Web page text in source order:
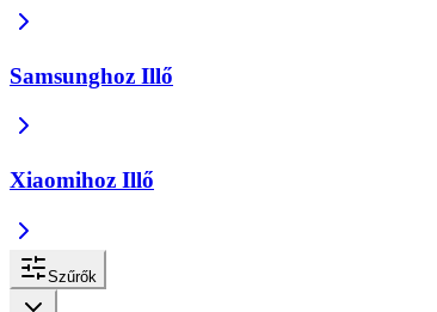
Samsunghoz Illő
Xiaomihoz Illő
Szűrők